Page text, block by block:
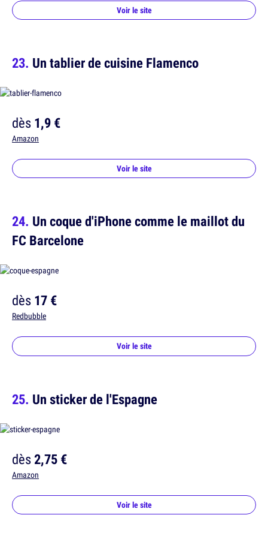
Voir le site
Un tablier de cuisine Flamenco
dès1,9 €
Amazon
Voir le site
Un coque d'iPhone comme le maillot du
FC Barcelone
dès17 €
Redbubble
Voir le site
Un sticker de l'Espagne
dès2,75 €
Amazon
Voir le site